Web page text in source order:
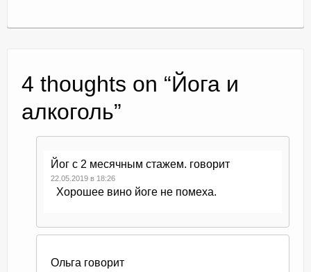
4 thoughts on “Йога и
алкоголь”
Йог с 2 месячным стажем. говорит
22.05.2019 в 18:26
Хорошее вино йоге не помеха.
Ольга говорит